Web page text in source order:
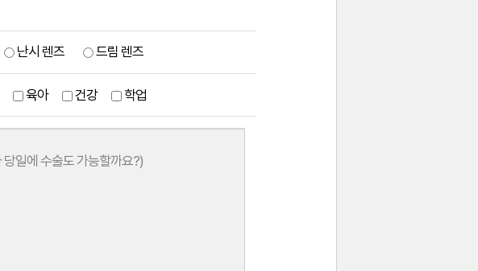
난시 렌즈 드림 렌즈
육아 건강 학업